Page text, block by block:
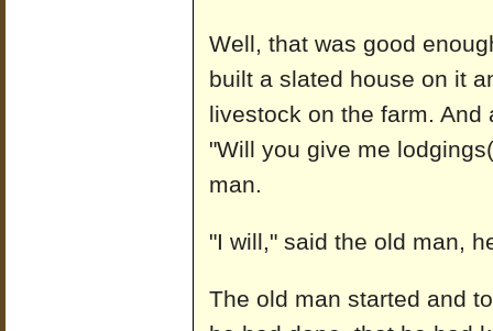
Well, that was good
built a slated house on it
livestock on the farm.
"Will you give me
man.
"I will," said the old man,
The old man started and